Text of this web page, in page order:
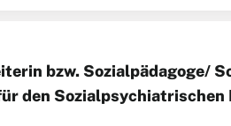
bzw. Sozialpädagoge/
den Sozialpsychiatrischen